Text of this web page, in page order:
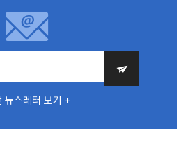
뉴스레터 보기 +